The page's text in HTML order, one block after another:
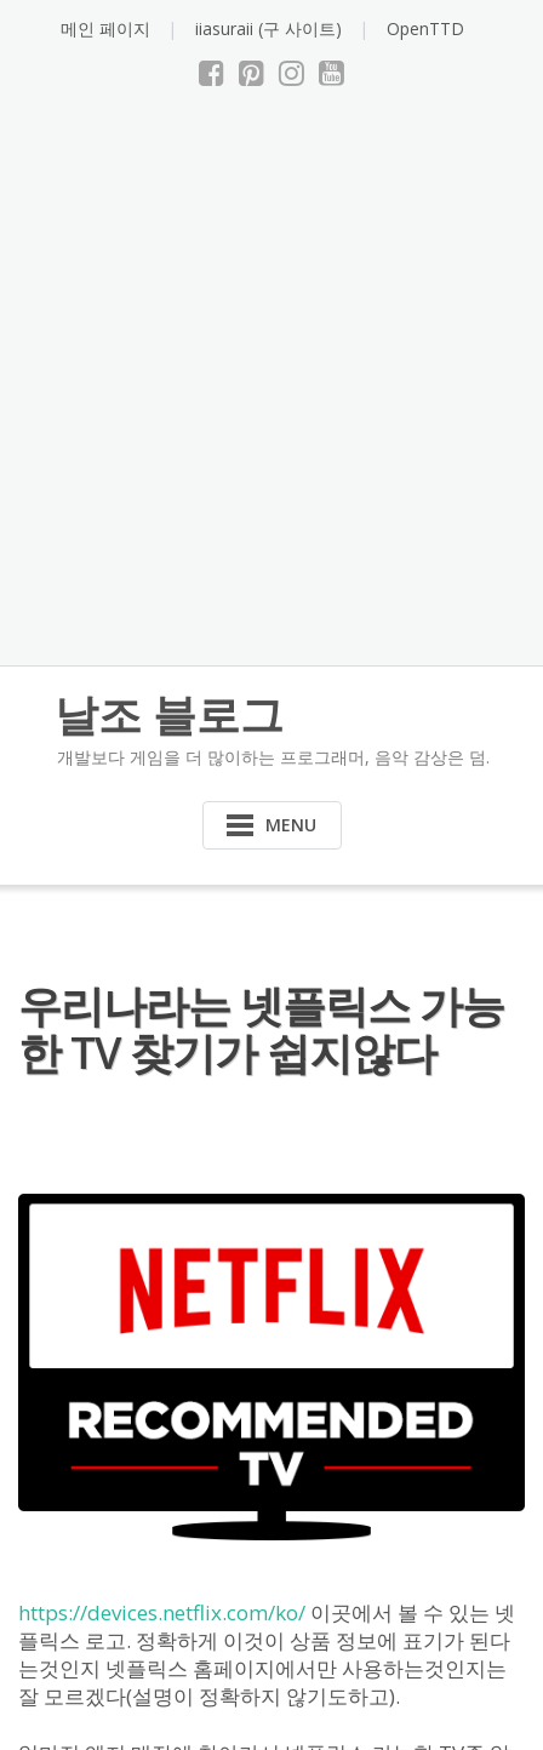
메인 페이지 iiasuraii (구 사이트) OpenTTD
날조 블로그
개발보다 게임을 더 많이하는 프로그래머, 음악 감상은 덤.
MENU
우리나라는 넷플릭스 가능
한 TV 찾기가 쉽지않다
https://devices.netflix.com/ko/ 이곳에서 볼 수 있는 넷
플릭스 로고. 정확하게 이것이 상품 정보에 표기가 된다
는것인지 넷플릭스 홈페이지에서만 사용하는것인지는
잘 모르겠다(설명이 정확하지 않기도하고).